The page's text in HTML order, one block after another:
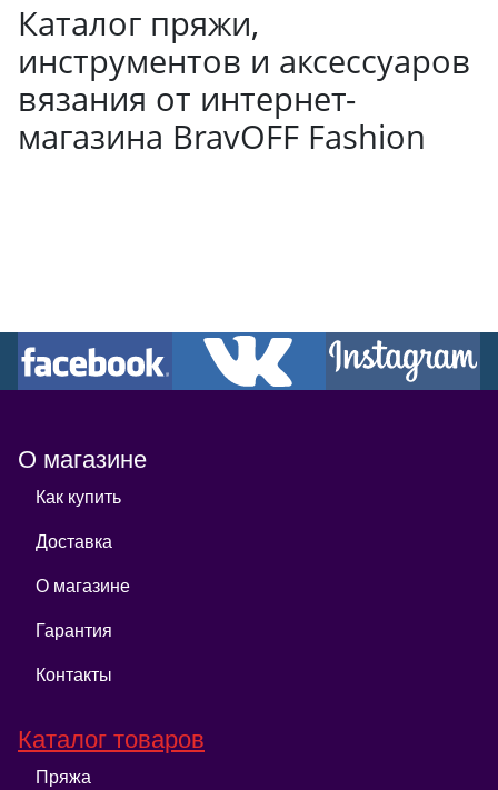
Каталог пряжи,
инструментов и аксессуаров
вязания от интернет-
магазина BravOFF Fashion
О магазине
Как купить
Доставка
О магазине
Гарантия
Контакты
Каталог товаров
Пряжа